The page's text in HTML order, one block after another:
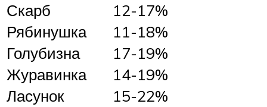
Скарб
12-17%
Рябинушка
11-18%
Голубизна
17-19%
Журавинка
14-19%
Ласунок
15-22%